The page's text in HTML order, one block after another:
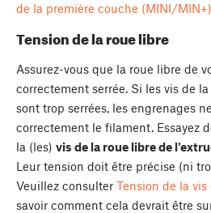
de la première couche (MINI/MIN+)
Tension de la roue libre
Assurez-vous que la roue libre de
correctement serrée. Si les vis de
sont trop serrées, les engrenages
correctement le filament. Essayez
la (les) vis de la roue libre de
Leur tension doit être précise (ni
Veuillez consulter Tension de la
savoir comment cela devrait être